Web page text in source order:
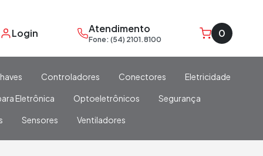
Login Atendimento
Fone: (54) 2101.8100 0
Controladores Conectores Eletricidade
Eletrônica Optoeletrônicos Segurança
Sensores Ventiladores